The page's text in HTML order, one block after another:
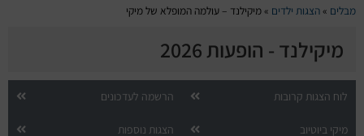
הופעות היום
סטנדאפ
הצגות ילדים
מבלים »הצגות ילדים »מיקילנד – עולמה המופלא של מיקי
מיקילנד - הופעות 2026
לוח הצגות קרובות הרשמה לעדכונים
מיקי ביוטיוב הצגות נוספות